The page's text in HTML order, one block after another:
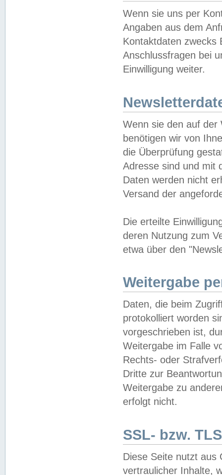
Wenn sie uns per
Angaben aus dem
Kontaktdaten zwecks
Anschlussfragen bei
Einwilligung weiter.
Wenn sie den auf der
benötigen wir von
die Überprüfung
Adresse sind und mit
Daten werden nicht
Versand der
Die erteilte
deren Nutzung zum
etwa über den
Weitergabe
Daten, die beim
protokolliert worden
vorgeschrieben ist,
Weitergabe im Falle
Rechts- oder
Dritte zur
Weitergabe zu
erfolgt nicht.
SSL- bzw.
Diese Seite nutzt aus
vertraulicher Inhalte,